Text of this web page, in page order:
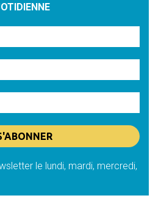
le lundi, mardi, mercredi,